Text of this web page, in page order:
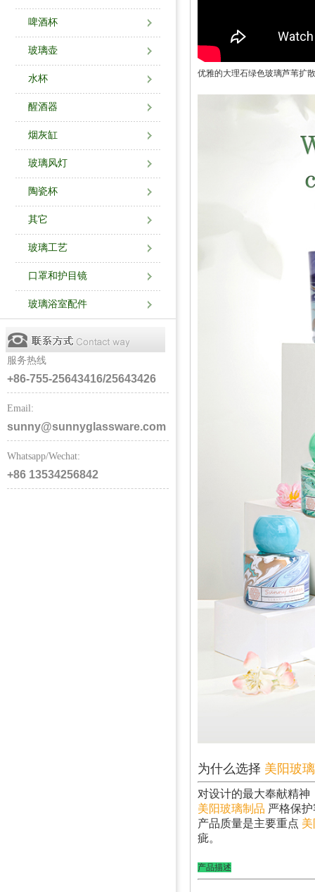
啤酒杯
玻璃壶
水杯
醒酒器
烟灰缸
玻璃风灯
陶瓷杯
其它
玻璃工艺
口罩和护目镜
玻璃浴室配件
服务热线
+86-755-25643416/25643426
Email:
sunny@sunnyglassware.com
Whatsapp/Wechat:
+86 13534256842
优雅的大理石绿色玻璃芦苇扩
为什么选择 美阳玻
对设计的最大奉献精神
美阳玻璃制品 严格保
产品质量是主要重点
疵。
产品描述